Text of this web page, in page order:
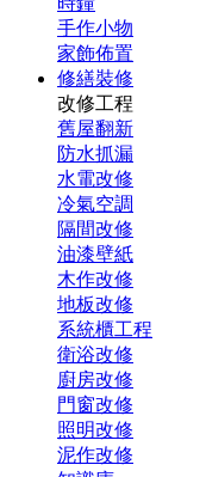
手作小物
家飾佈置
修繕裝修
改修工程
舊屋翻新
防水抓漏
水電改修
冷氣空調
隔間改修
油漆壁紙
木作改修
地板改修
系統櫃工程
衛浴改修
廚房改修
門窗改修
照明改修
泥作改修